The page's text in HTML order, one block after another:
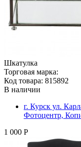
Шкатулка
Торговая марка:
Код товара: 815892
В наличии
г. Курск ул.
Фотоцентр,
1 000 Р